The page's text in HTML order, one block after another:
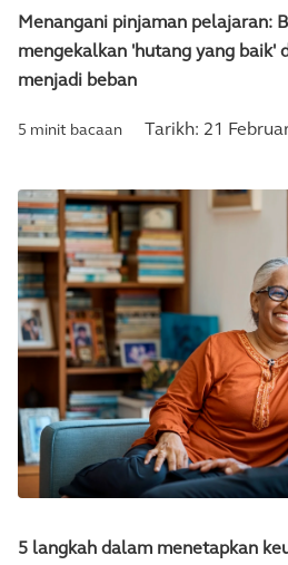
Menangani pinjaman pelajaran:
mengekalkan 'hutang yang baik'
menjadi beban
5 minit bacaan Tarikh: 21
5 langkah dalam menetapkan